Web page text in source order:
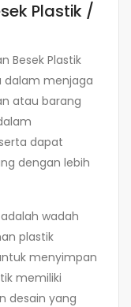
Plastik /
Besek Plastik
menjaga
atau barang
dapat
dengan lebih
wadah
plastik
menyimpan
memiliki
desain yang